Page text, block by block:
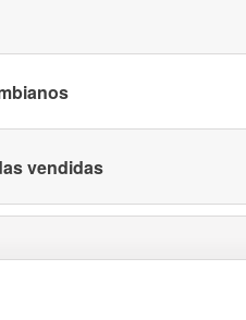
vendidas